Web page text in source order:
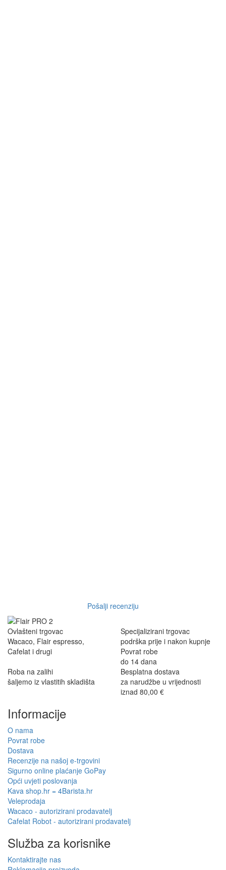
Pošalji recenziju
Ovlašteni trgovac
Wacaco, Flair espresso,
Cafelat i drugi
Specijalizirani trgovac
podrška prije i nakon kupnje
Povrat robe
do 14 dana
Roba na zalihi
šaljemo iz vlastitih skladišta
Besplatna dostava
za narudžbe u vrijednosti
iznad 80,00 €
Informacije
O nama
Povrat robe
Dostava
Recenzije na našoj e-trgovini
Sigurno online plaćanje GoPay
Opći uvjeti poslovanja
Kava shop.hr = 4Barista.hr
Veleprodaja
Wacaco - autorizirani prodavatelj
Cafelat Robot - autorizirani prodavatelj
Služba za korisnike
Kontaktirajte nas